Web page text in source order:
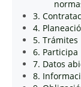
3.
4.
5. Trámites
6. Participa
7. Datos
8.